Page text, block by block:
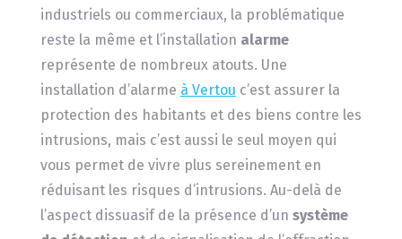
industriels ou commerciaux, la problématique
reste la même et l’installation alarme
représente de nombreux atouts. Une
installation d’alarme à Vertou c’est assurer la
protection des habitants et des biens contre les
intrusions, mais c’est aussi le seul moyen qui
vous permet de vivre plus sereinement en
réduisant les risques d’intrusions. Au-delà de
l’aspect dissuasif de la présence d’un système